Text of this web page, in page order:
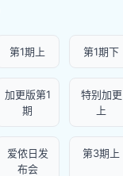
第1期上 第1期下
加更版第1
期
特别加更
上
爱侬日发
布会
第3期上